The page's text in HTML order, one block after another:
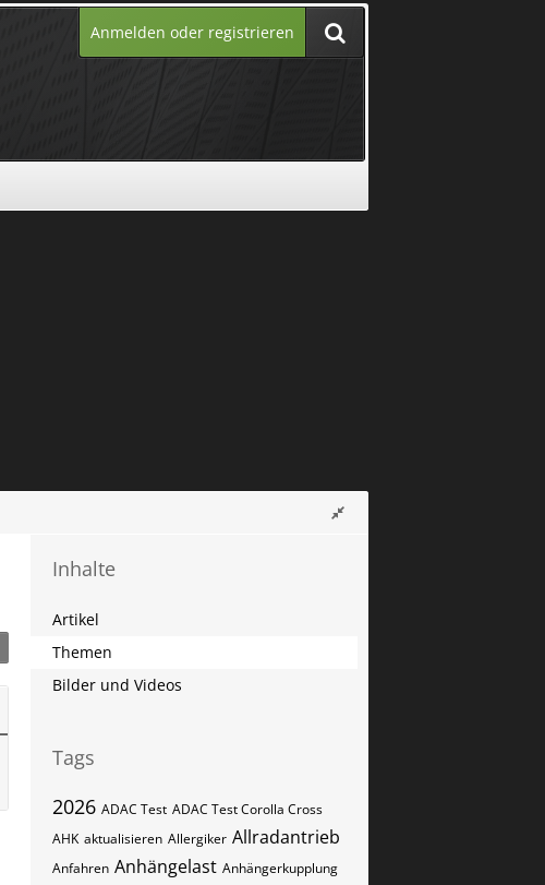
Anmelden oder registrieren
Inhalte
Artikel
Themen
Bilder und Videos
Tags
2026 ADAC Test ADAC Test Corolla Cross
AHK aktualisieren Allergiker Allradantrieb
Anfahren Anhängelast Anhängerkupplung